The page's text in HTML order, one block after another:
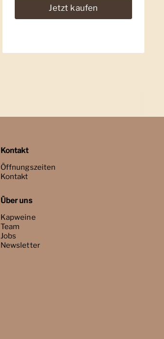
Jetzt kaufen
Kontakt
Öffnungszeiten
Kontakt
Über uns
Kapweine
Team
Jobs
Newsletter